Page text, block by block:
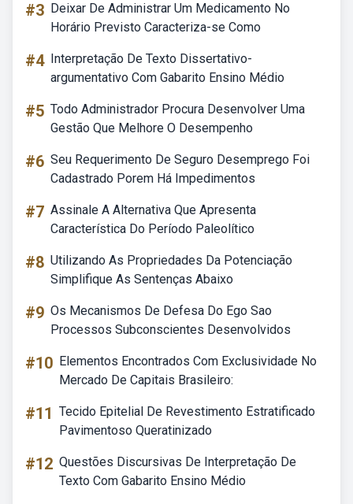
#3 Deixar De Administrar Um Medicamento No
Horário Previsto Caracteriza-se Como
#4 Interpretação De Texto Dissertativo-
argumentativo Com Gabarito Ensino Médio
#5 Todo Administrador Procura Desenvolver Uma
Gestão Que Melhore O Desempenho
#6 Seu Requerimento De Seguro Desemprego Foi
Cadastrado Porem Há Impedimentos
#7 Assinale A Alternativa Que Apresenta
Característica Do Período Paleolítico
#8 Utilizando As Propriedades Da Potenciação
Simplifique As Sentenças Abaixo
#9 Os Mecanismos De Defesa Do Ego Sao
Processos Subconscientes Desenvolvidos
#10 Elementos Encontrados Com Exclusividade No
Mercado De Capitais Brasileiro:
#11 Tecido Epitelial De Revestimento Estratificado
Pavimentoso Queratinizado
#12 Questões Discursivas De Interpretação De
Texto Com Gabarito Ensino Médio